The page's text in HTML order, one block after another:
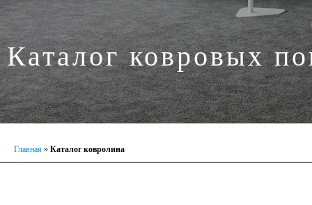
Каталог ковровых
Главная » Каталог ковролина